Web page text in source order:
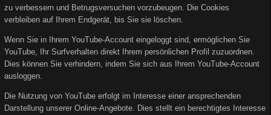
zu verbessern und Betrugsversuchen vorzubeugen. Die Cookies
verbleiben auf Ihrem Endgerät, bis Sie sie löschen.
Wenn Sie in Ihrem YouTube-Account eingeloggt sind, ermöglichen Sie
YouTube, Ihr Surfverhalten direkt Ihrem persönlichen Profil zuzuordnen.
Dies können Sie verhindern, indem Sie sich aus Ihrem YouTube-Account
ausloggen.
Die Nutzung von YouTube erfolgt im Interesse einer ansprechenden
Darstellung unserer Online-Angebote. Dies stellt ein berechtigtes Interesse